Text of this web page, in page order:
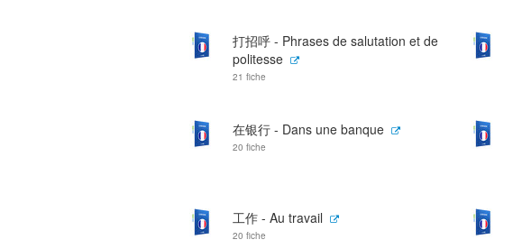
打招呼 - Phrases de salutation et de
politesse
21 fiche
在银行 - Dans une banque
20 fiche
工作 - Au travail
20 fiche